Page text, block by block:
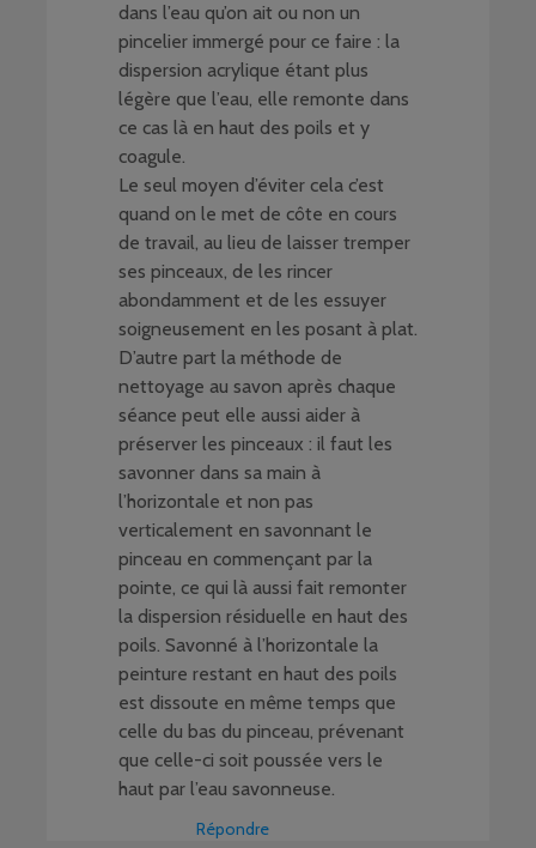
dans l’eau qu’on ait ou non un
pincelier immergé pour ce faire : la
dispersion acrylique étant plus
légère que l’eau, elle remonte dans
ce cas là en haut des poils et y
coagule.
Le seul moyen d’éviter cela c’est
quand on le met de côte en cours
de travail, au lieu de laisser tremper
ses pinceaux, de les rincer
abondamment et de les essuyer
soigneusement en les posant à plat.
D’autre part la méthode de
nettoyage au savon après chaque
séance peut elle aussi aider à
préserver les pinceaux : il faut les
savonner dans sa main à
l’horizontale et non pas
verticalement en savonnant le
pinceau en commençant par la
pointe, ce qui là aussi fait remonter
la dispersion résiduelle en haut des
poils. Savonné à l’horizontale la
peinture restant en haut des poils
est dissoute en même temps que
celle du bas du pinceau, prévenant
que celle-ci soit poussée vers le
haut par l’eau savonneuse.
Répondre